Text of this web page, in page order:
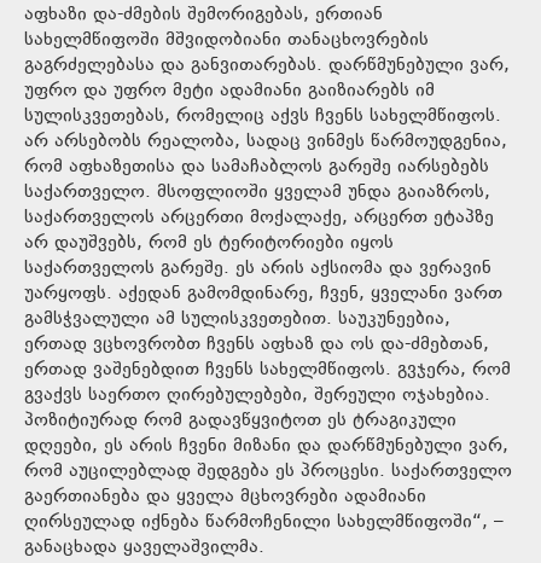
აფხაზი და-ძმების შემორიგებას, ერთიან
სახელმწიფოში მშვიდობიანი თანაცხოვრების
გაგრძელებასა და განვითარებას. დარწმუნებული ვარ,
უფრო და უფრო მეტი ადამიანი გაიზიარებს იმ
სულისკვეთებას, რომელიც აქვს ჩვენს სახელმწიფოს.
არ არსებობს რეალობა, სადაც ვინმეს წარმოუდგენია,
რომ აფხაზეთისა და სამაჩაბლოს გარეშე იარსებებს
საქართველო. მსოფლიოში ყველამ უნდა გაიაზროს,
საქართველოს არცერთი მოქალაქე, არცერთ ეტაპზე
არ დაუშვებს, რომ ეს ტერიტორიები იყოს
საქართველოს გარეშე. ეს არის აქსიომა და ვერავინ
უარყოფს. აქედან გამომდინარე, ჩვენ, ყველანი ვართ
გამსჭვალული ამ სულისკვეთებით. საუკუნეებია,
ერთად ვცხოვრობთ ჩვენს აფხაზ და ოს და-ძმებთან,
ერთად ვაშენებდით ჩვენს სახელმწიფოს. გვჯერა, რომ
გვაქვს საერთო ღირებულებები, შერეული ოჯახებია.
პოზიტიურად რომ გადავწყვიტოთ ეს ტრაგიკული
დღეები, ეს არის ჩვენი მიზანი და დარწმუნებული ვარ,
რომ აუცილებლად შედგება ეს პროცესი. საქართველო
გაერთიანება და ყველა მცხოვრები ადამიანი
ღირსეულად იქნება წარმოჩენილი სახელმწიფოში“, –
განაცხადა ყაველაშვილმა.